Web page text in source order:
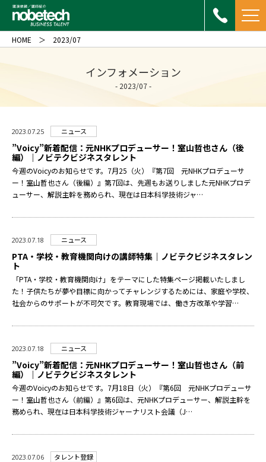
インフォメーション
- 2023/07 -
HOME 2023/07
2023.07.25 ニュース
”Voicy”新着配信：元NHKプロデューサー！室山哲也さん（後
編）｜ノビテクビジネスタレント
今週のVoicyのお知らせです。7月25（火）『第7回 元NHKプロデューサ
ー！室山哲也さん（後編）』第7回は、先週もお送りしました元NHKプロデ
ューサー、解説主幹を務められ、現在は日本科学技術ジャ…
2023.07.18 ニュース
PTA・学校・教育機関向けの講師特集｜ノビテクビジネスタレン
ト
「PTA・学校・教育機関向け」をテーマにした特集ページ掲載いたしまし
た！子供たちが夢や目標に向かってチャレンジするためには、家庭や学校、
社会からのサポートが不可欠です。教育現場では、働き方改革や学習…
2023.07.18 ニュース
”Voicy”新着配信：元NHKプロデューサー！室山哲也さん（前
編）｜ノビテクビジネスタレント
今週のVoicyのお知らせです。7月18日（火）『第6回 元NHKプロデューサ
ー！室山哲也さん（前編）』第6回は、元NHKプロデューサー、解説主幹を
務められ、現在は日本科学技術ジャーナリスト会議（J…
2023.07.06 タレント登録